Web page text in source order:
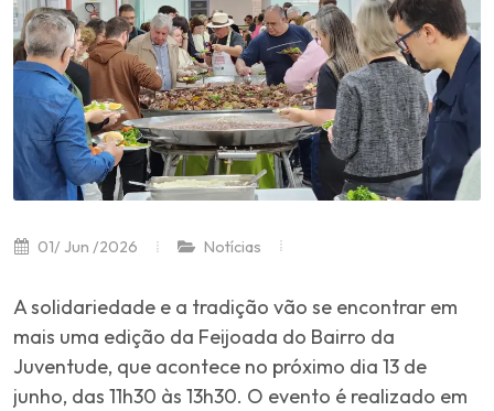
01/ Jun /2026 Notícias
A solidariedade e a tradição vão se encontrar em
mais uma edição da Feijoada do Bairro da
Juventude, que acontece no próximo dia 13 de
junho, das 11h30 às 13h30. O evento é realizado em